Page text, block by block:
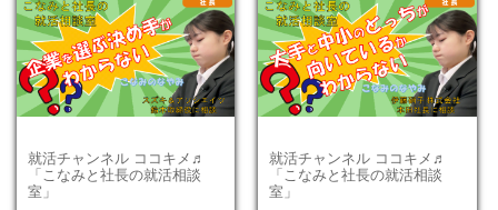
就活チャンネル ココキメ♬
「こなみと社長の就活相談
室」
就活チャンネル ココキメ♬
「こなみと社長の就活相談
室」